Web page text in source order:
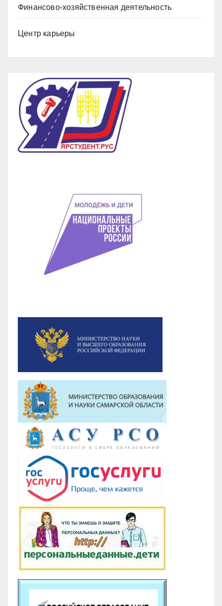
Финансово-хозяйственная деятельность
Центр карьеры